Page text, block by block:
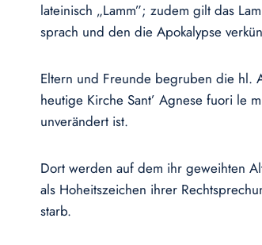
lateinisch „Lamm”; zudem gilt das
sprach und den die Apokalypse
Eltern und Freunde begruben die hl.
heutige Kirche Sant’ Agnese fuori le
unverändert ist.
Dort werden auf dem ihr geweihten
als Hoheitszeichen ihrer
starb.